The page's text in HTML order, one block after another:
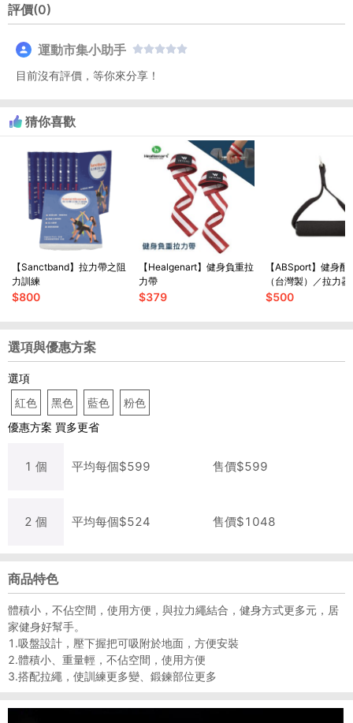
評價(0)
運動市集小助手
目前沒有評價，等你來分享！
猜你喜歡
【Sanctband】拉力帶之阻
力訓練
$800
【Healgenart】健身負重拉
力帶
$379
【ABSport】健身配
（台灣製）／拉力
帶／握柄／重訓器
$500
選項與優惠方案
選項
紅色
黑色 藍色
粉色
優惠方案 買多更省
1 個 平均每個$599 售價$599
2 個 平均每個$524 售價$1048
商品特色
體積小，不佔空間，使用方便，與拉力繩結合，健身方式更多元，居
家健身好幫手。
1.吸盤設計，壓下握把可吸附於地面，方便安裝
2.體積小、重量輕，不佔空間，使用方便
3.搭配拉繩，使訓練更多變、鍛鍊部位更多